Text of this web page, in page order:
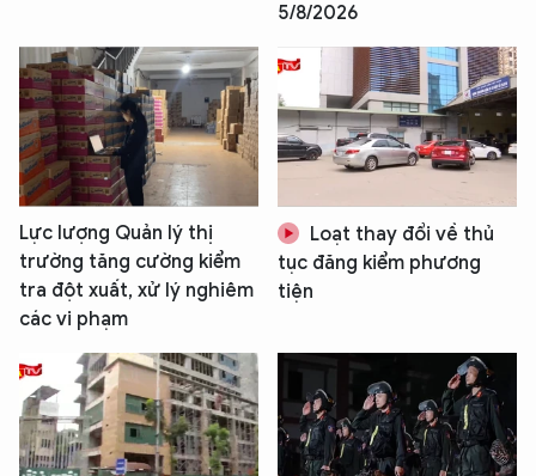
5/8/2026
Lực lượng Quản lý thị
trường tăng cường kiểm
tra đột xuất, xử lý nghiêm
các vi phạm
Loạt thay đổi về thủ
tục đăng kiểm phương
tiện